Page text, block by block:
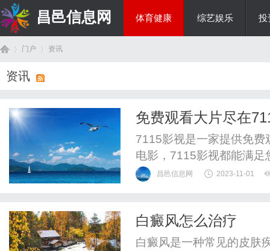
昌邑信息网 体育健康 综艺娱乐 投
门户 资讯
资讯
免费观看大片尽在
7115影视是一家提供免
电影，7115影视都能满
的老电影，7115影视都
画质的大片。7115影视拥
昌邑信息网 2023-11-01
白癜风怎么治疗
白癜风是一种常见的皮肤